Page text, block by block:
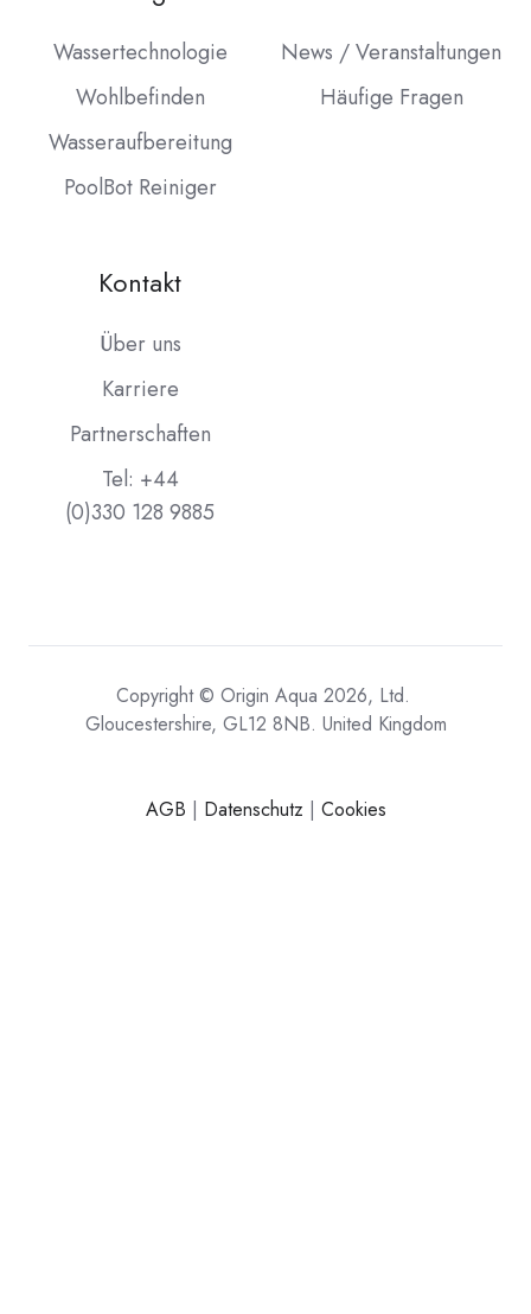
Wassertechnologie
Wohlbefinden
Wasseraufbereitung
PoolBot Reiniger
News / Veranstaltungen
Häufige Fragen
Kontakt
Über uns
Karriere
Partnerschaften
Tel: +44
(0)330 128 9885
Copyright © Origin Aqua 2026, Ltd.
Gloucestershire, GL12 8NB. United Kingdom
AGB | Datenschutz | Cookies